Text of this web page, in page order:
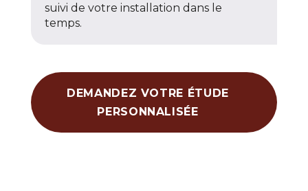
suivi de votre installation dans le
temps.
DEMANDEZ VOTRE ÉTUDE
PERSONNALISÉE